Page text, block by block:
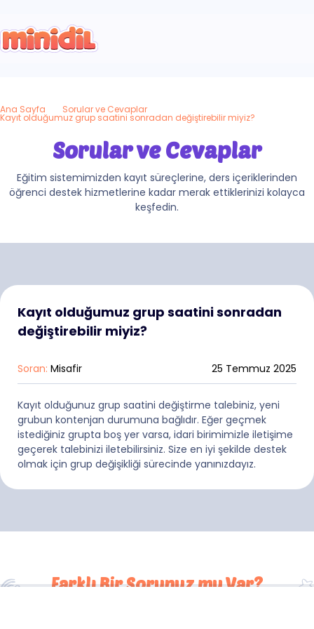
Ana Sayfa Sorular ve Cevaplar
Kayıt olduğumuz grup saatini sonradan değiştirebilir miyiz?
Sorular ve Cevaplar
Eğitim sistemimizden kayıt süreçlerine, ders içeriklerinden
öğrenci destek hizmetlerine kadar merak ettiklerinizi kolayca
keşfedin.
Kayıt olduğumuz grup saatini sonradan
değiştirebilir miyiz?
Soran: Misafir 25 Temmuz 2025
Kayıt olduğunuz grup saatini değiştirme talebiniz, yeni
grubun kontenjan durumuna bağlıdır. Eğer geçmek
istediğiniz grupta boş yer varsa, idari birimimizle iletişime
geçerek talebinizi iletebilirsiniz. Size en iyi şekilde destek
olmak için grup değişikliği sürecinde yanınızdayız.
Farklı Bir Sorunuz mu Var?